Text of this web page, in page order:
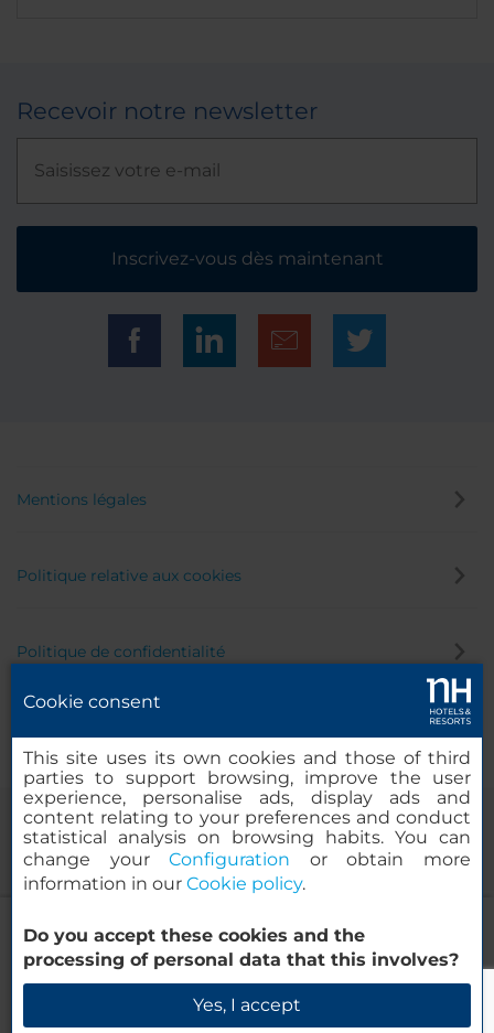
NH Düsseldorf City
Vérifier la disponibilité
Recevoir notre newsletter
Inscrivez-vous dès maintenant
Mentions légales
Politique relative aux cookies
Politique de confidentialité
© 2000-2026 MINOR HOTELS EUROPE & AMERICAS Santa Engracia
120. 28003 Madrid, Espagne
Cookie consent
This site uses its own cookies and those of third
parties to support browsing, improve the user
experience, personalise ads, display ads and
content relating to your preferences and conduct
statistical analysis on browsing habits. You can
change yourConfiguration or obtain more
information in our Cookie policy.
Do you accept these cookies and the
processing of personal data that this involves?
Yes, I accept